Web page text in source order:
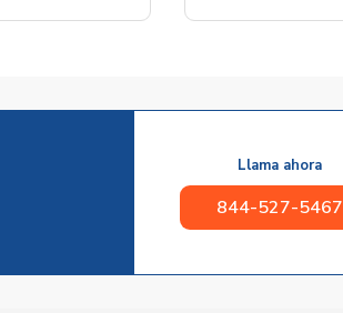
Llama ahora
844-527-5467